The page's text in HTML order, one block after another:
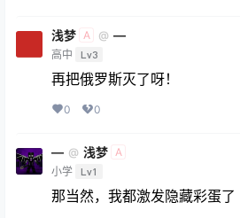
浅梦 A @ —
高中 Lv3
再把俄罗斯灭了呀！
0 0
— @ 浅梦 A
小学 Lv1
那当然，我都激发隐藏彩蛋了